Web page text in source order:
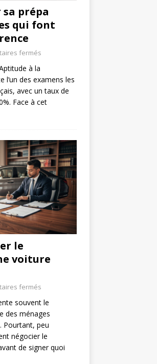
prépa
qui font
fermés
à la
l’un des examens les
avec un taux de
Face à cet
le
voiture
fermés
souvent le
des ménages
Pourtant, peu
négocier le
de signer quoi